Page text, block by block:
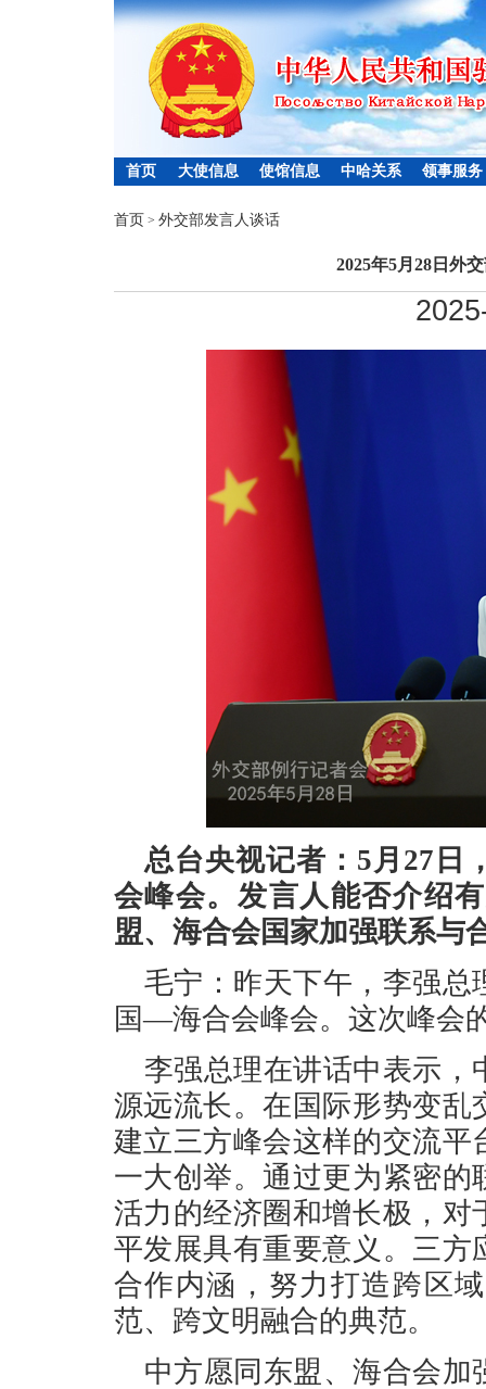
首页 大使信息 使馆信息 中哈关系 领事服务
首页 > 外交部发言人谈话
2025年5月28日外
总台央视记者：5月27
会峰会。发言人能否介绍
盟、海合会国家加强联系与
毛宁：昨天下午，李强
国—海合会峰会。这次峰会
李强总理在讲话中表示
源远流长。在国际形势变
建立三方峰会这样的交流
一大创举。通过更为紧密
活力的经济圈和增长极，
平发展具有重要意义。三
合作内涵，努力打造跨区
范、跨文明融合的典范。
中方愿同东盟、海合会